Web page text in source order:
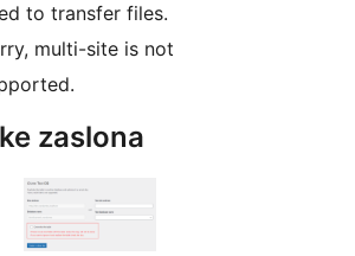
to transfer files.
multi-site is not
zaslona